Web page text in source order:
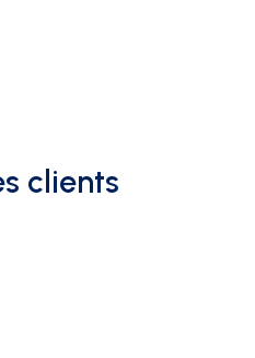
clients